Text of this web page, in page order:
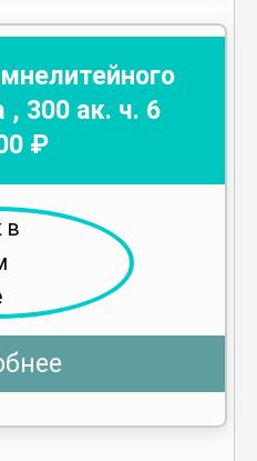
, 300ак. ч. 6
₽